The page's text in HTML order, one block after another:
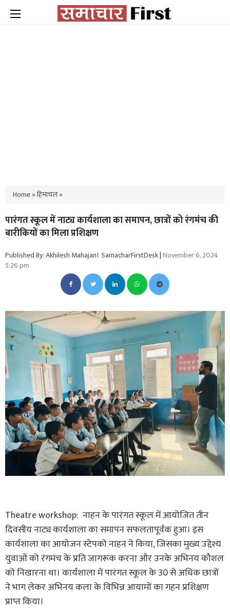
Home»हिमाचल»
पारंगत स्कूल में नाट्य कार्यशाला का समापन, छात्रों को रंगमंच की
बारीकियों का मिला प्रशिक्षण
Published By: Akhilesh Mahajan। SamacharFirstDesk|November 6, 2024
5:26 pm
Theatre workshop: नाहन के पारंगत स्कूल में आयोजित तीन
दिवसीय नाट्य कार्यशाला का समापन सफलतापूर्वक हुआ। इस
कार्यशाला का आयोजन स्टेपको नाहन ने किया, जिसका मुख्य उद्देश्य
युवाओं को रंगमंच के प्रति जागरूक करना और उनके अभिनय कौशल
को निखारना था। कार्यशाला में पारंगत स्कूल के 30 से अधिक छात्रों
ने भाग लेकर अभिनय कला के विभिन्न आयामों का गहन प्रशिक्षण
प्राप्त किया।